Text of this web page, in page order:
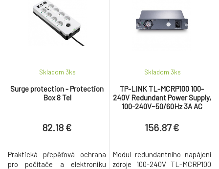
jednozásuvková prepäťová
ochrana EATON umožňuje
pripojenie síce len jedného
elektrickeho zariadenia, ale
vďaka kapacite rázovej energie
Surge protection - Protection
Box 8 Tel
Skladom 3ks
82.18 €
Praktická přepěťová ochrana
pro počítače a elektroniku
TP-LINK TL-MCRP100 100-
240V Redundant Power Supply,
100-240V~50/60Hz 3A AC
Skladom 3ks
156.87 €
Modul redundantního napájení
zdroje 100-240V TL-MCRP100